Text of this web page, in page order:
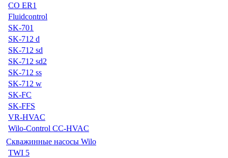
CO ER1
Fluidcontrol
SK-701
SK-712 d
SK-712 sd
SK-712 sd2
SK-712 ss
SK-712 w
SK-FC
SK-FFS
VR-HVAC
Wilo-Control CC-HVAC
Скважинные насосы Wilo
TWI 5